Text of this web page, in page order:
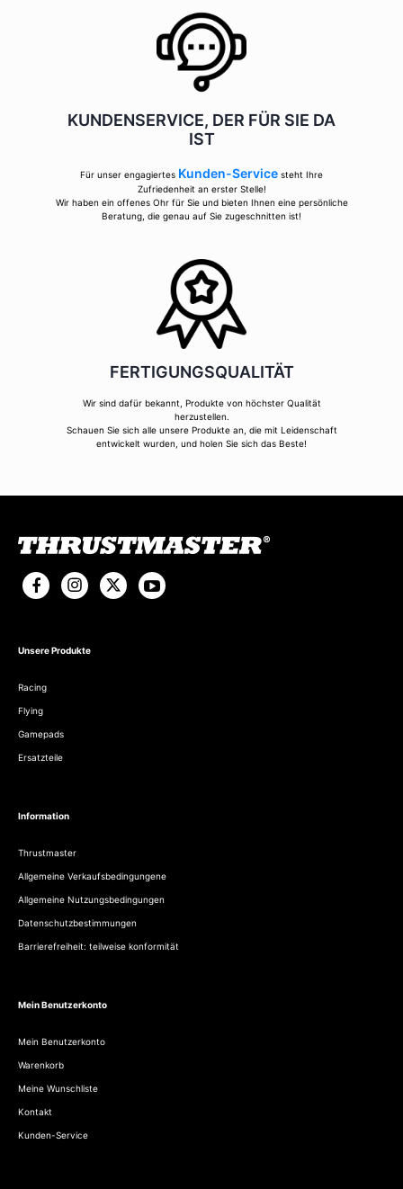
KUNDENSERVICE, DER FÜR SIE DA
IST
Für unser engagiertes Kunden-Service steht Ihre
Zufriedenheit an erster Stelle!
Wir haben ein offenes Ohr für Sie und bieten Ihnen eine persönliche
Beratung, die genau auf Sie zugeschnitten ist!
FERTIGUNGSQUALITÄT
Wir sind dafür bekannt, Produkte von höchster Qualität
herzustellen.
Schauen Sie sich alle unsere Produkte an, die mit Leidenschaft
entwickelt wurden, und holen Sie sich das Beste!
Unsere Produkte
Racing
Flying
Gamepads
Ersatzteile
Information
Thrustmaster
Allgemeine Verkaufsbedingungene
Allgemeine Nutzungsbedingungen
Datenschutzbestimmungen
Barrierefreiheit: teilweise konformität
Mein Benutzerkonto
Mein Benutzerkonto
Warenkorb
Meine Wunschliste
Kontakt
Kunden-Service